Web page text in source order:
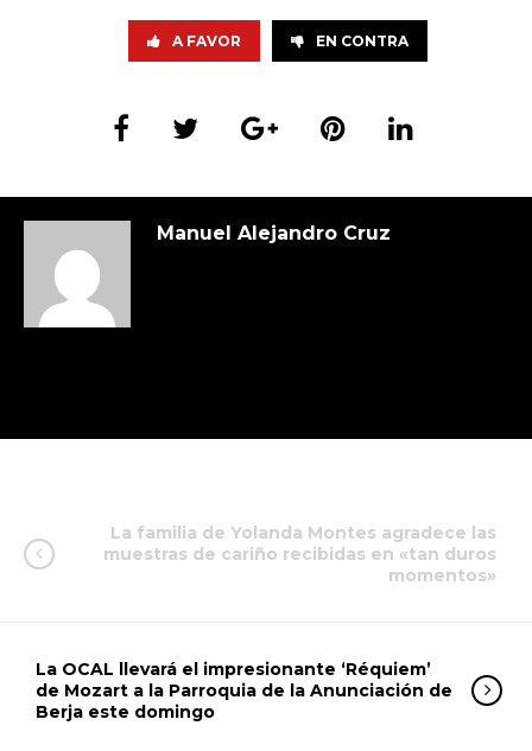
A FAVOR EN CONTRA
Manuel Alejandro Cruz
La familia de Yolanda Montes agradece las
muestras de cariño recibidas en «tan duros
momentos»
La OCAL llevará el impresionante ‘Réquiem’
de Mozart a la Parroquia de la Anunciación de
Berja este domingo